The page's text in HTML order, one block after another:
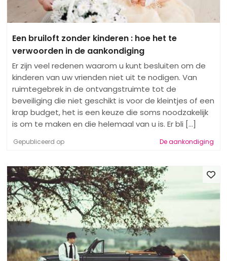
Een bruiloft zonder kinderen : hoe het te
verwoorden in de aankondiging
Er zijn veel redenen waarom u kunt besluiten om de
kinderen van uw vrienden niet uit te nodigen. Van
ruimtegebrek in de ontvangstruimte tot de
beveiliging die niet geschikt is voor de kleintjes of een
krap budget, het is een keuze die soms noodzakelijk
is om te maken en die helemaal van u is. Er bli [...]
Gepubliceerd op De aankondiging